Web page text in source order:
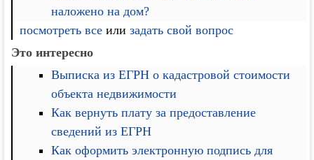
наложено на дом?
посмотреть все илизадать свой вопрос
Это интересно
Выписка из ЕГРН о кадастровой стоимости
объекта недвижимости
Как вернуть плату за предоставление
сведений из ЕГРН
Как оформить электронную подпись для